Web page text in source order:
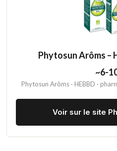
Phytosun Arôms –
~6-
Phytosun Arôms · HEBBD ·
Voir sur le site